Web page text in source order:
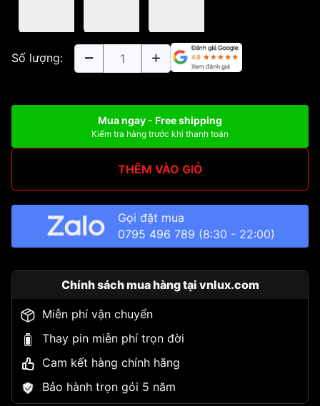
Số lượng:
Mua ngay - Free shipping
Kiểm tra hàng trước khi thanh toán
THÊM VÀO GIỎ
Gọi đặt mua
0795 496 789 (8:30 - 22:00)
Chính sách mua hàng tại vnlux.com
Miễn phí vận chuyển
Thay pin miễn phí trọn đời
Cam kết hàng chính hãng
Bảo hành trọn gói 5 năm